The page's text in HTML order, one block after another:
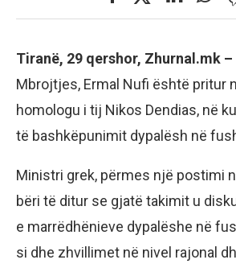
Tiranë, 29 qershor, Zhurnal.mk –
Mbrojtjes, Ermal Nufi është pritur
homologu i tij Nikos Dendias, në
të bashkëpunimit dypalësh në
Ministri grek, përmes një postimi
bëri të ditur se gjatë takimit u
e marrëdhënieve dypalëshe në
si dhe zhvillimet në nivel rajonal